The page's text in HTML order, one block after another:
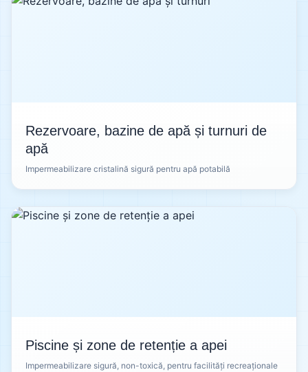
Rezervoare, bazine de apă și turnuri de
apă
Impermeabilizare cristalină sigură pentru apă potabilă
Piscine și zone de retenție a apei
Impermeabilizare sigură, non-toxică, pentru facilități recreaționale